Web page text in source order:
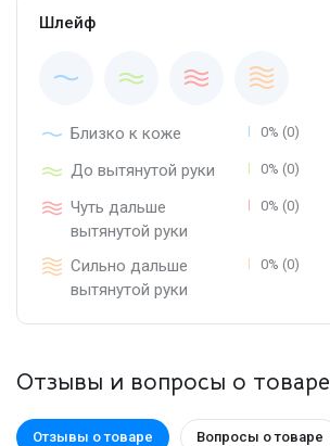
Шлейф
Близко к коже 0% (0)
До вытянутой руки 0% (0)
Чуть дальше
вытянутой руки
0% (0)
Сильно дальше
вытянутой руки
0% (0)
Отзывы и вопросы о товаре
Отзывы о товаре Вопросы о товаре